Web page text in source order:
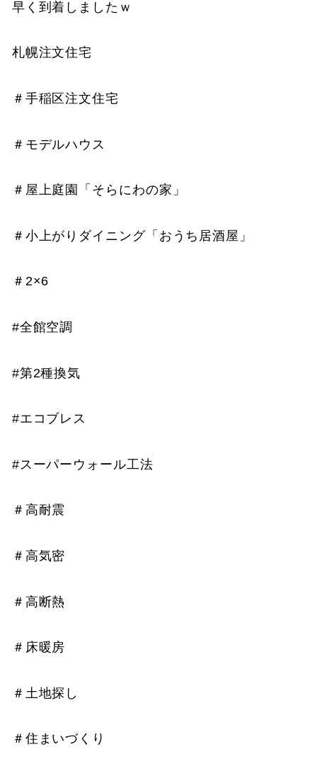
早く到着しましたｗ
札幌注文住宅
＃手稲区注文住宅
＃モデルハウス
＃屋上庭園「そらにわの家」
＃小上がりダイニング「おうち居酒屋」
＃2×6
#全館空調
#第2種換気
#エコブレス
#スーパーウォール工法
＃高耐震
＃高気密
＃高断熱
＃床暖房
＃土地探し
＃住まいづくり